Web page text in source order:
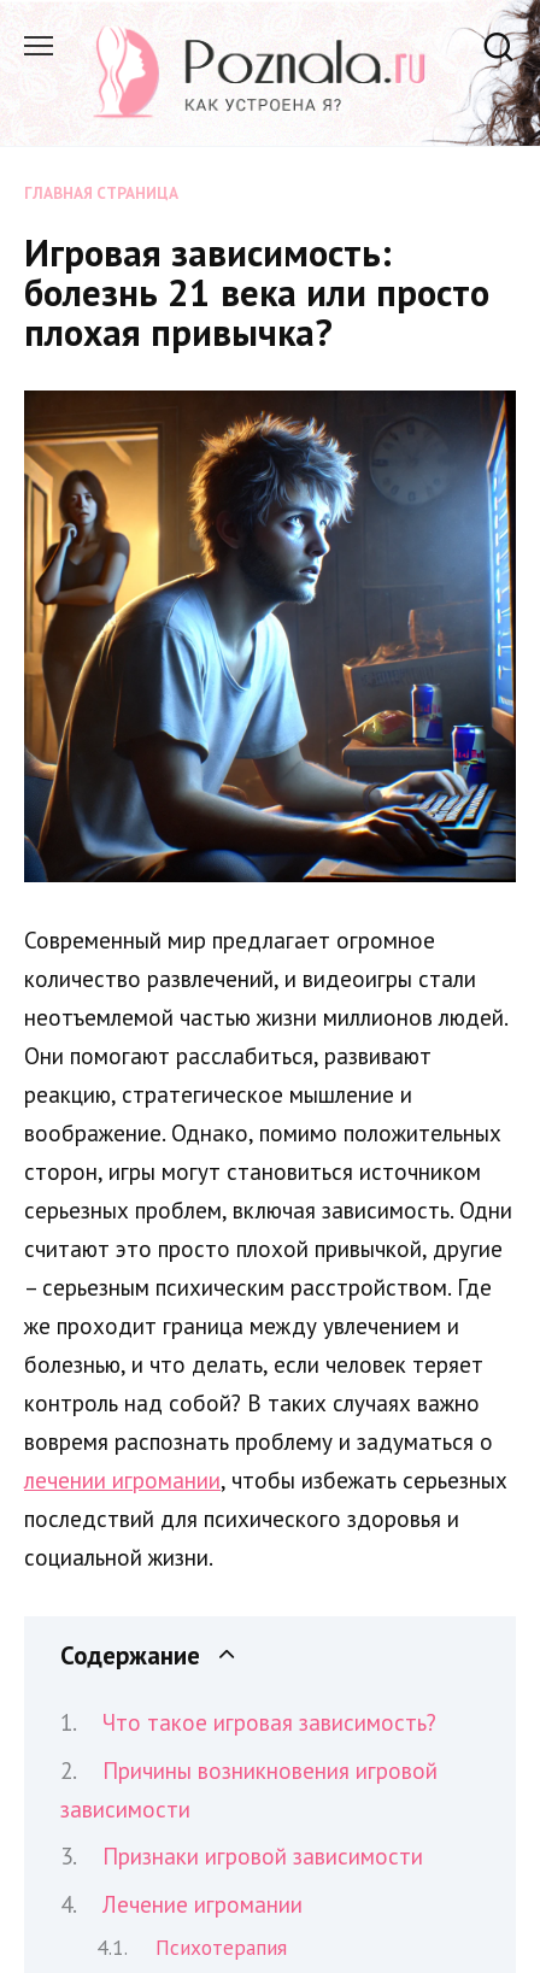
содержанию
ГЛАВНАЯ СТРАНИЦА
Игровая зависимость:
болезнь 21 века или просто
плохая привычка?
Современный мир предлагает огромное
количество развлечений, и видеоигры стали
неотъемлемой частью жизни миллионов людей.
Они помогают расслабиться, развивают
реакцию, стратегическое мышление и
воображение. Однако, помимо положительных
сторон, игры могут становиться источником
серьезных проблем, включая зависимость. Одни
считают это просто плохой привычкой, другие
– серьезным психическим расстройством. Где
же проходит граница между увлечением и
болезнью, и что делать, если человек теряет
контроль над собой? В таких случаях важно
вовремя распознать проблему и задуматься о
лечении игромании, чтобы избежать серьезных
последствий для психического здоровья и
социальной жизни.
Содержание
Что такое игровая зависимость?
Причины возникновения игровой
зависимости
Признаки игровой зависимости
Лечение игромании
Психотерапия